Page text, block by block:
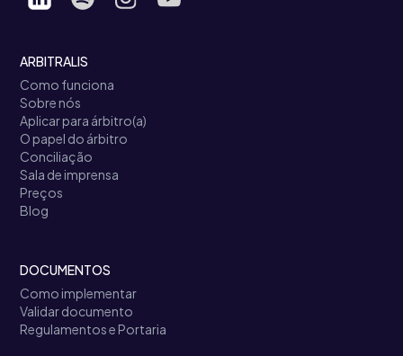
ARBITRALIS
Como funciona
Sobre nós
Aplicar para árbitro(a)
O papel do árbitro
Conciliação
Sala de imprensa
Preços
Blog
DOCUMENTOS
Como implementar
Validar documento
Regulamentos e Portaria